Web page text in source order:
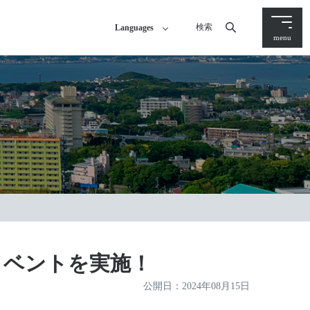
Languages 検索
menu
ントを実施！
公開日： 2024年08月15日